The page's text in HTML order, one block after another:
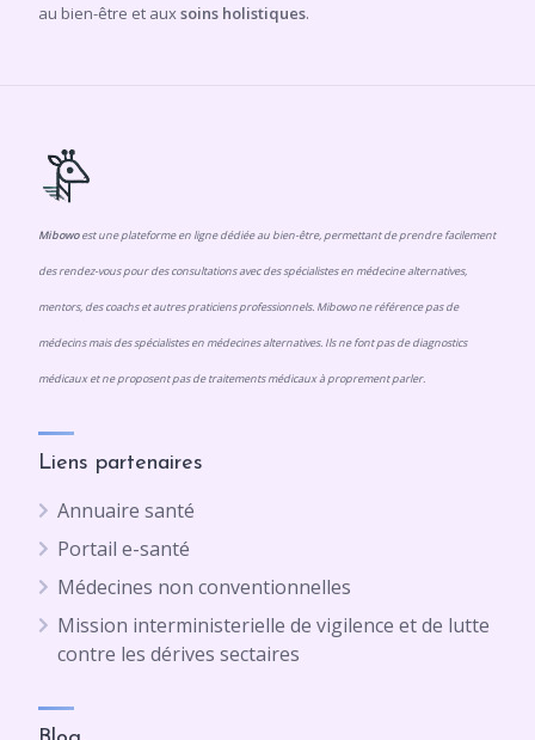
au bien-être et auxsoins holistiques.
Mibowoest une plateforme en ligne dédiée au bien-être, permettant de prendre facilement
des rendez-vous pour des consultations avec des spécialistes en médecine alternatives,
mentors, des coachs et autres praticiens professionnels. Mibowo ne référence pas de
médecins mais des spécialistes en médecines alternatives. Ils ne font pas de diagnostics
médicaux et ne proposent pas de traitements médicaux à proprement parler.
Liens partenaires
Annuaire santé
Portail e-santé
Médecines non conventionnelles
Mission interministerielle de vigilence et de lutte
contre les dérives sectaires